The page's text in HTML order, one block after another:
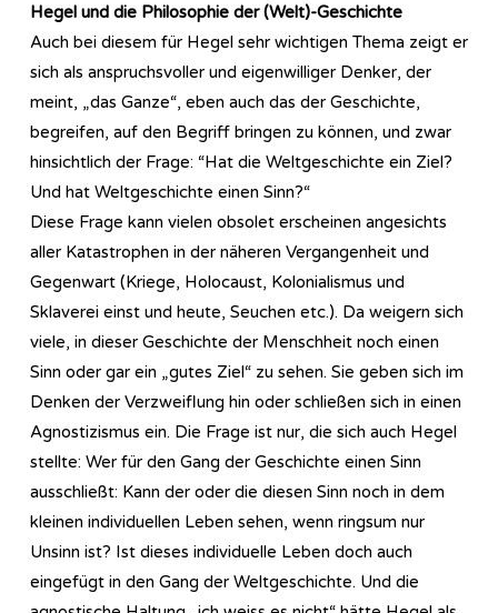
Hegel und die Philosophie der (Welt)-Geschichte
Auch bei diesem für Hegel sehr wichtigen Thema zeigt er
sich als anspruchsvoller und eigenwilliger Denker, der
meint, „das Ganze“, eben auch das der Geschichte,
begreifen, auf den Begriff bringen zu können, und zwar
hinsichtlich der Frage: “Hat die Weltgeschichte ein Ziel?
Und hat Weltgeschichte einen Sinn?“
Diese Frage kann vielen obsolet erscheinen angesichts
aller Katastrophen in der näheren Vergangenheit und
Gegenwart (Kriege, Holocaust, Kolonialismus und
Sklaverei einst und heute, Seuchen etc.). Da weigern sich
viele, in dieser Geschichte der Menschheit noch einen
Sinn oder gar ein „gutes Ziel“ zu sehen. Sie geben sich im
Denken der Verzweiflung hin oder schließen sich in einen
Agnostizismus ein. Die Frage ist nur, die sich auch Hegel
stellte: Wer für den Gang der Geschichte einen Sinn
ausschließt: Kann der oder die diesen Sinn noch in dem
kleinen individuellen Leben sehen, wenn ringsum nur
Unsinn ist? Ist dieses individuelle Leben doch auch
eingefügt in den Gang der Weltgeschichte. Und die